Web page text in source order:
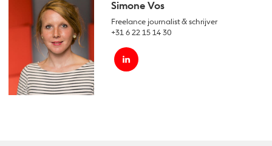
Simone Vos
Freelance journalist & schrijver
+31 6 22 15 14 30